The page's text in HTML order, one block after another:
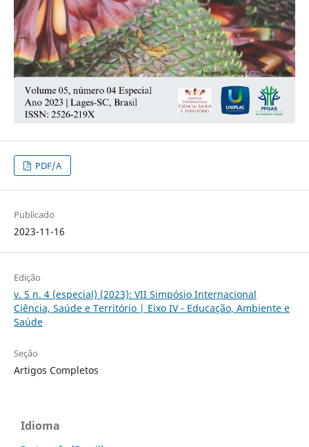
PDF/A
Publicado
2023-11-16
Edição
v. 5 n. 4 (especial) (2023): VII Simpósio Internacional
Ciência, Saúde e Território | Eixo IV - Educação, Ambiente e
Saúde
Seção
Artigos Completos
Idioma